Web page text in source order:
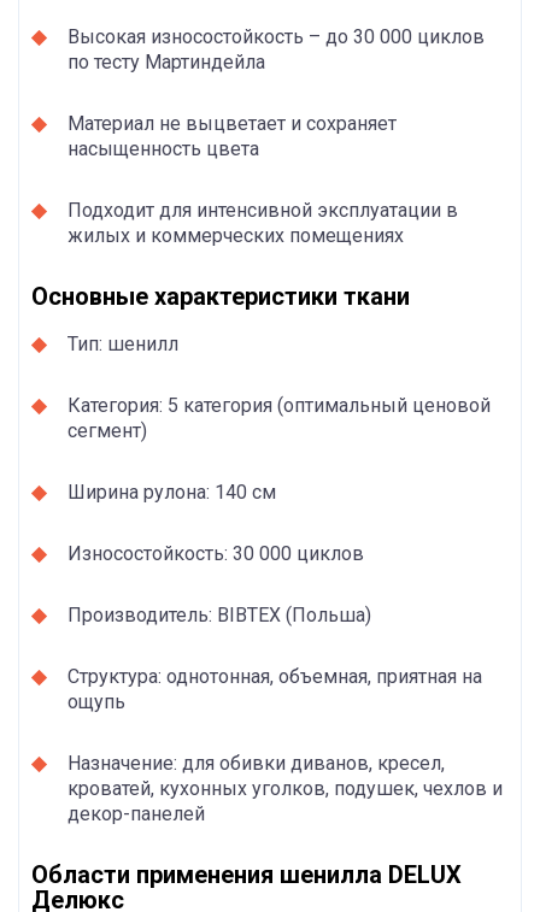
Высокая износостойкость – до 30 000 циклов
по тесту Мартиндейла
Материал не выцветает и сохраняет
насыщенность цвета
Подходит для интенсивной эксплуатации в
жилых и коммерческих помещениях
Основные характеристики ткани
Тип: шенилл
Категория: 5 категория (оптимальный ценовой
сегмент)
Ширина рулона: 140 см
Износостойкость: 30 000 циклов
Производитель: BIBTEX (Польша)
Структура: однотонная, объемная, приятная на
ощупь
Назначение: для обивки диванов, кресел,
кроватей, кухонных уголков, подушек, чехлов и
декор-панелей
Области применения шенилла DELUX
Делюкс